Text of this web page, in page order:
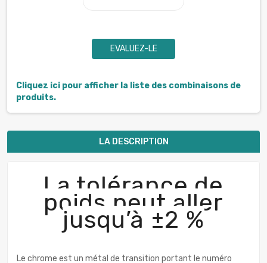
EVALUEZ-LE
Cliquez ici pour afficher la liste des combinaisons de
produits.
LA DESCRIPTION
La tolérance de
poids peut aller
jusqu’à ±2 %
Le chrome est un métal de transition portant le numéro